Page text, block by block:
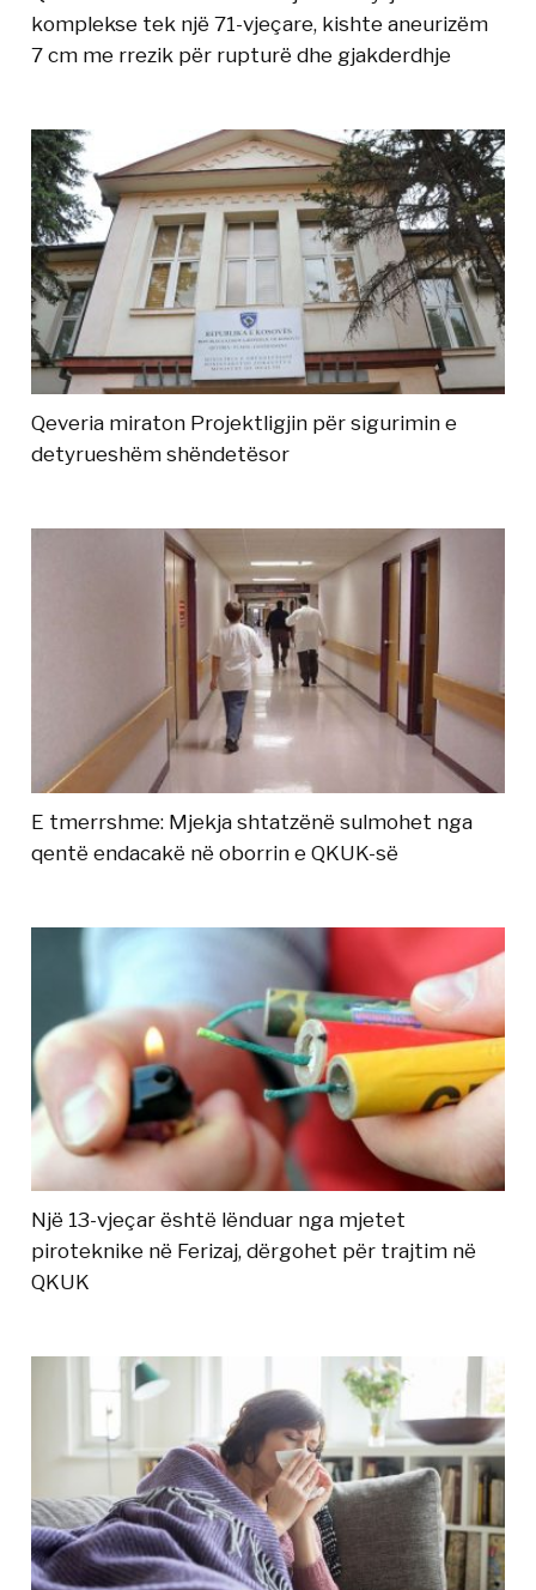
komplekse tek një 71-vjeçare, kishte aneurizëm
7 cm me rrezik për rupturë dhe gjakderdhje
Qeveria miraton Projektligjin për sigurimin e
detyrueshëm shëndetësor
E tmerrshme: Mjekja shtatzënë sulmohet nga
qentë endacakë në oborrin e QKUK-së
Një 13-vjeçar është lënduar nga mjetet
piroteknike në Ferizaj, dërgohet për trajtim në
QKUK